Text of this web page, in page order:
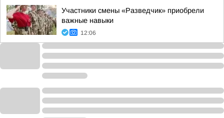
Участники смены «Разведчик» приобрели
важные навыки
12:06